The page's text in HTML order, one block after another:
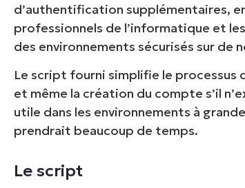
d’authentification supplémentaires,
professionnels de l’informatique et
des environnements sécurisés sur de
Le script fourni simplifie le processus
et même la création du compte s’il
utile dans les environnements à
prendrait beaucoup de temps.
Le script